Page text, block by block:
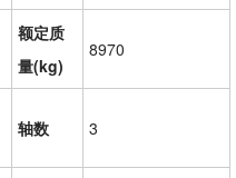
额定质
量(kg)
8970
轴数 3